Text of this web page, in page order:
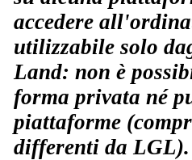
accedere
utilizzabile solo
Land: non è
forma privata né
piattaforme
differenti da LGL).